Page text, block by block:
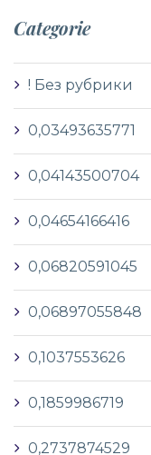
Categorie
! Без рубрики
0,03493635771
0,04143500704
0,04654166416
0,06820591045
0,06897055848
0,1037553626
0,1859986719
0,2737874529